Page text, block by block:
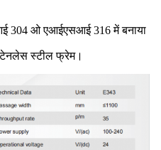
304 ओ एआईएसआई 316 में बनाया
स्टील फ्रेम।